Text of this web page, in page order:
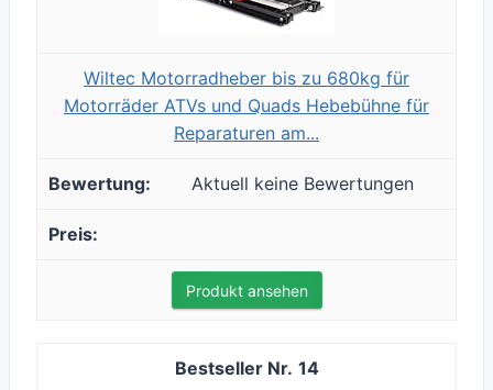
Wiltec Motorradheber bis zu 680kg für
Motorräder ATVs und Quads Hebebühne für
Reparaturen am...
Aktuell keine Bewertungen
Produkt ansehen
14